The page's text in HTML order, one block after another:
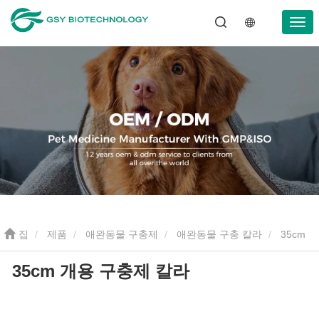
집 제품 애완동물 구충제 애완동물 구충 칼라
개용 구충제 칼라
35cm 개용 구충제 칼라